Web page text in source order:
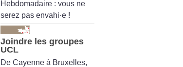
Hebdomadaire : vous ne
serez pas envahi·e !
Joindre les groupes
UCL
De Cayenne à Bruxelles,